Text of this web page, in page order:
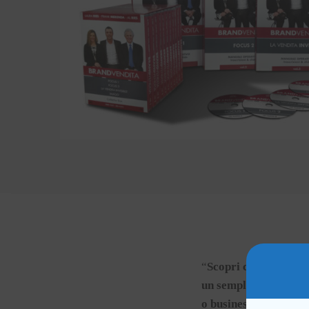
“Scopri come
un semplice
o business che vorrai